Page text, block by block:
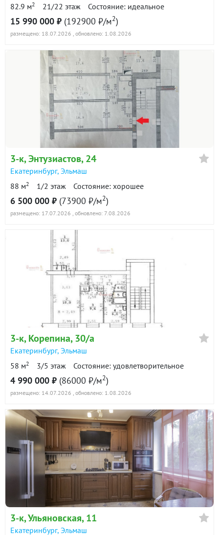
82.9 м2 21/22 этаж Состояние: идеальное
15 990 000 ₽ (192900 ₽/м2)
размещено: 18.07.2026 , обновлено: 1.08.2026
3-к, Энтузиастов, 24
Екатеринбург, Эльмаш
88 м2 1/2 этаж Состояние: хорошее
6 500 000 ₽ (73900 ₽/м2)
размещено: 17.07.2026 , обновлено: 7.08.2026
3-к, Корепина, 30/а
Екатеринбург, Эльмаш
58 м2 3/5 этаж Состояние: удовлетворительное
4 990 000 ₽ (86000 ₽/м2)
размещено: 14.07.2026 , обновлено: 1.08.2026
3-к, Ульяновская, 11
Екатеринбург, Эльмаш